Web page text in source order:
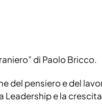
di Paolo Bricco.
del pensiero e del
e la